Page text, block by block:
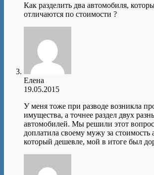
Как разделить два автомобиля,
отличаются по стоимости ?
Елена
19.05.2015
У меня тоже при разводе возникла
имущества, а точнее раздел двух
автомобилей. Мы решили этот
доплатила своему мужу за стоимость
который дешевле, мой в итоге был